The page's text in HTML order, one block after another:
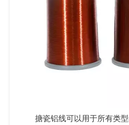
搪瓷铝线可以用于所有类